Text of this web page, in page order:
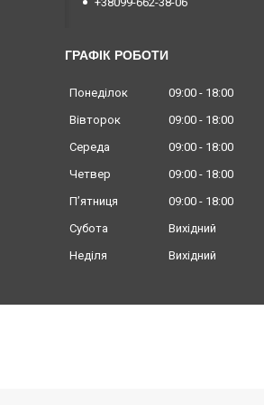
ГРАФІК РОБОТИ
Понеділок 09:00
18:00
Вівторок
09:00
18:00
Середа
09:00
18:00
Четвер
09:00
18:00
Пʼятниця
09:00
18:00
Субота
Вихідний
Неділя
Вихідний